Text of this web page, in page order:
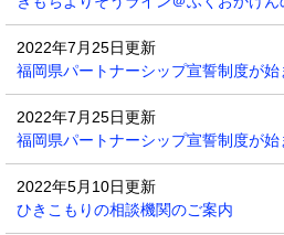
2022年7月25日更新
福岡県パートナーシップ宣誓制度が始
2022年7月25日更新
福岡県パートナーシップ宣誓制度が始
2022年5月10日更新
ひきこもりの相談機関のご案内